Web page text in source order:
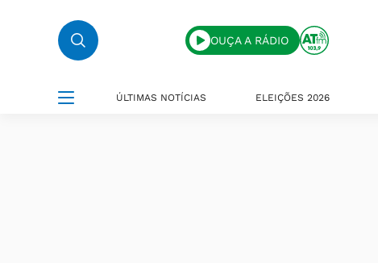
OUÇA A RÁDIO
ÚLTIMAS NOTÍCIAS ELEIÇÕES 2026